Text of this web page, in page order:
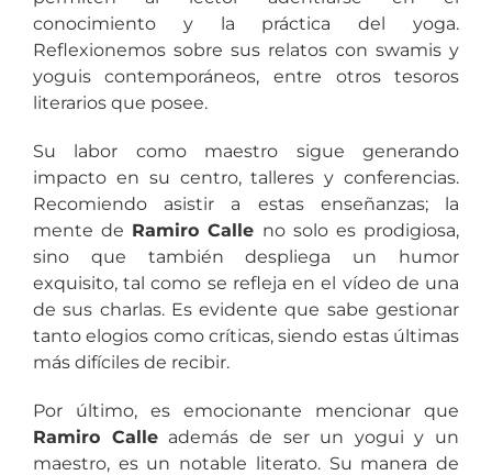
conocimiento y la práctica del yoga.
Reflexionemos sobre sus relatos con swamis y
yoguis contemporáneos, entre otros tesoros
literarios que posee.
Su labor como maestro sigue generando
impacto en su centro, talleres y conferencias.
Recomiendo asistir a estas enseñanzas; la
mente de Ramiro Calle no solo es prodigiosa,
sino que también despliega un humor
exquisito, tal como se refleja en el vídeo de una
de sus charlas. Es evidente que sabe gestionar
tanto elogios como críticas, siendo estas últimas
más difíciles de recibir.
Por último, es emocionante mencionar que
Ramiro Calleademás de ser un yogui y un
maestro, es un notable literato. Su manera de